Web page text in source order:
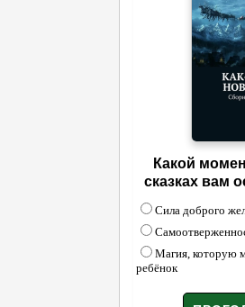
Какой
сказках вам
Сила доброго
Магия, которую
ребёнок